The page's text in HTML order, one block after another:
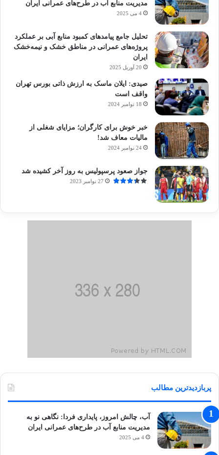
مدیریت منابع آب در طرح‌های عمرانی ایران
4 می 2025
تحلیل جامع پیامدهای کمبود منابع آبی بر عملکرد
پروژه‌های عمرانی در مناطق خشک و نیمه‌خشک
ایران
20 آوریل 2025
صیدی: ایلان ماسک به ارزش ذاتی بورس تهران
واقف است
18 نوامبر 2024
خبر خوش برای کارگران؛ مزایای شغلی از
مالیات معاف شد!
24 نوامبر 2024
جواز صعود پرسپولیس به روز آخر کشیده شد
27 نوامبر 2023
پربازدیدترین مطالب
آب، چالش امروز، پایداری فردا: نگاهی نو به
مدیریت منابع آب در طرح‌های عمرانی ایران
4 می 2025